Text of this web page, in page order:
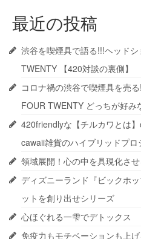
最近の投稿
渋谷を喫煙具で語る!!!ヘッド
TWENTY 【420対談の裏側】
コロナ禍の渋谷で喫煙具を売
FOUR TWENTY どっちが好み
420friendlyな【チルカワとは
cawaii雑貨のハイブリッドプロ
領域展開！心の中を具現化さ
ディズニーランド『ビックホ
ットを創り出せシリーズ
心ほぐれる一雫でデトックス
免疫力もモチベーションも上